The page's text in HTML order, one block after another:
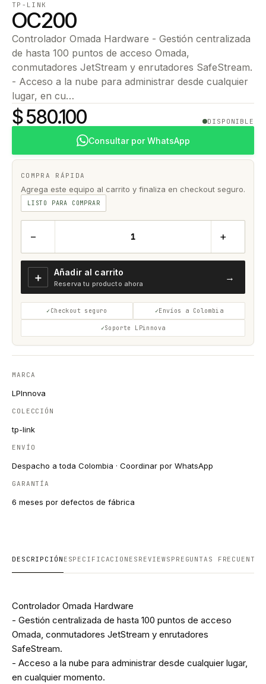
TP-LINK
OC200
Controlador Omada Hardware - Gestión centralizada
de hasta 100 puntos de acceso Omada,
conmutadores JetStream y enrutadores SafeStream.
- Acceso a la nube para administrar desde cualquier
lugar, en cu…
$ 580.100 DISPONIBLE
Consultar por WhatsApp
COMPRA RÁPIDA
Agrega este equipo al carrito y finaliza en checkout seguro.
LISTO PARA COMPRAR
− +
＋ Añadir al carrito
Reserva tu producto ahora
→
Checkout seguro Envíos a Colombia
Soporte LPinnova
MARCA
LPInnova
COLECCIÓN
tp-link
ENVÍO
Despacho a toda Colombia · Coordinar por WhatsApp
GARANTÍA
6 meses por defectos de fábrica
DESCRIPCIÓN ESPECIFICACIONES REVIEWS PREGUNTAS FRECUENTES
Controlador Omada Hardware
- Gestión centralizada de hasta 100 puntos de acceso
Omada, conmutadores JetStream y enrutadores
SafeStream.
- Acceso a la nube para administrar desde cualquier lugar,
en cualquier momento.